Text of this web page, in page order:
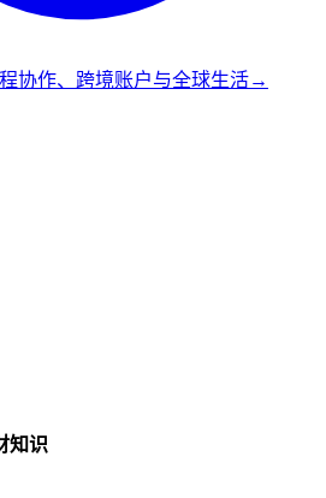
协作、跨境账户与全球生活→
知识